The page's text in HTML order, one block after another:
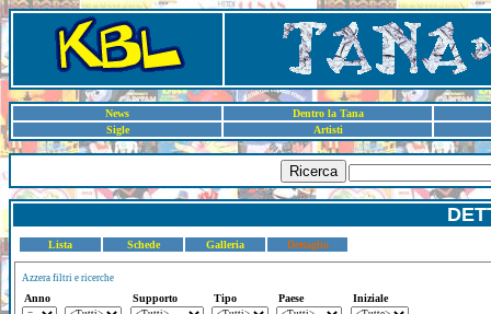
News
Dentro la Tana
Sigle
Artisti
Ricerca
Lista Schede Galleria Dettaglio
Azzera filtri e ricerche
Anno Supporto Tipo Paese Iniziale